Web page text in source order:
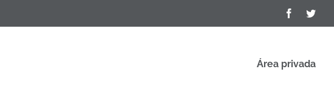
Facebook
Área privada